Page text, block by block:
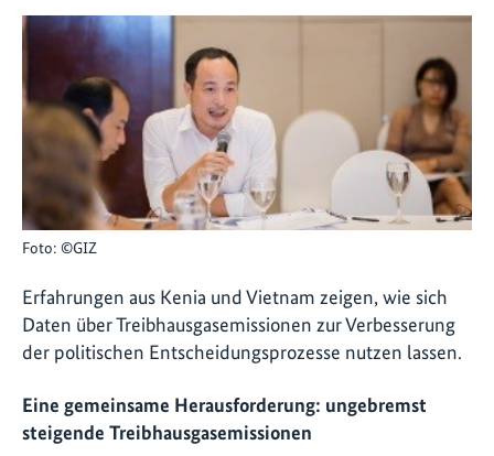
Foto: ©GIZ
Erfahrungen aus Kenia und Vietnam zeigen, wie sich
Daten über Treibhausgasemissionen zur Verbesserung
der politischen Entscheidungsprozesse nutzen lassen.
Eine gemeinsame Herausforderung: ungebremst
steigende Treibhausgasemissionen